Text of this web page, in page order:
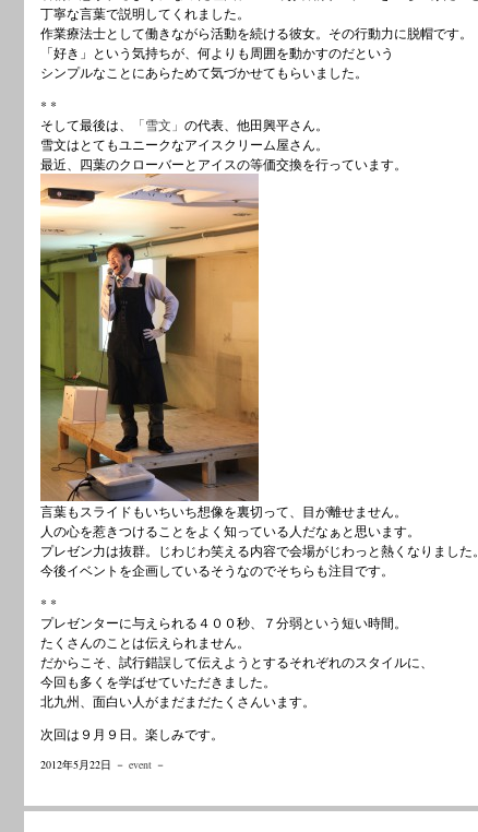
丁寧な言葉で説明してくれました。
作業療法士として働きながら活動を続ける彼女。その行動力に脱帽です。
「好き」という気持ちが、何よりも周囲を動かすのだという
シンプルなことにあらためて気づかせてもらいました。
* *
そして最後は、
「雪文」 の代表、他田興平さん。
雪文はとてもユニークなアイスクリーム屋さん。
最近、四葉のクローバーとアイスの等価交換を行っています。
言葉もスライドもいちいち想像を裏切って、目が離せません。
人の心を惹きつけることをよく知っている人だなぁと思います。
プレゼン力は抜群。じわじわ笑える内容で会場がじわっと熱くなりました。
今後イベントを企画しているそうなのでそちらも注目です。
* *
プレゼンターに与えられる４００秒、７分弱という短い時間。
たくさんのことは伝えられません。
だからこそ、試行錯誤して伝えようとするそれぞれのスタイルに、
今回も多くを学ばせていただきました。
北九州、面白い人がまだまだたくさんいます。
次回は９月９日。楽しみです。
2012年5月22日 － event －